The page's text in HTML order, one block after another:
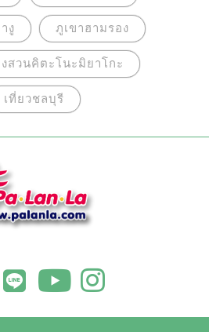
งู ภูเขาฮามรอง
สวนคิตะโนะมิยาโกะ
เที่ยวชลบุรี